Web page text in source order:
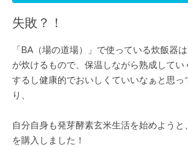
失敗？！
「BA（場の道場）」で使っている炊飯器
が炊けるもので、保温しながら熟成してい
するし健康的でおいしくていいなぁと思っ
り、
自分自身も発芽酵素玄米生活を始めようと
を購入しました！